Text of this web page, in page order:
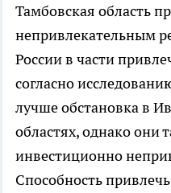
Тамбовская область
непривлекательным
России в части
согласно
лучше обстановка в
областях, однако они
инвестиционно
Способность